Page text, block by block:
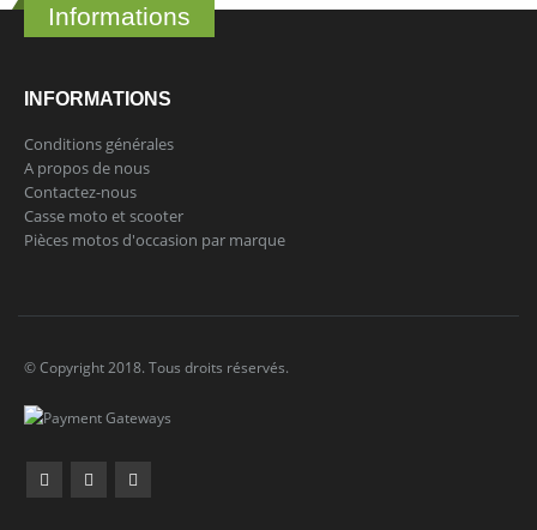
Informations
INFORMATIONS
Conditions générales
A propos de nous
Contactez-nous
Casse moto et scooter
Pièces motos d'occasion par marque
© Copyright 2018. Tous droits réservés.